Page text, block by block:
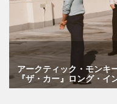
アークティック・モンキ
『ザ・カー』ロング・イ